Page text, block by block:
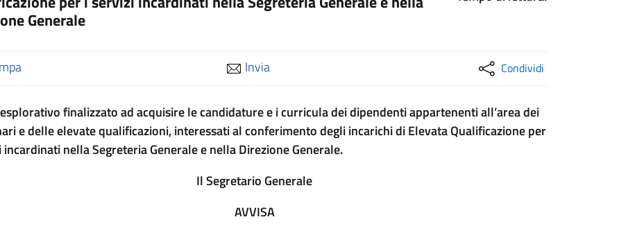
Generale
Invia Condividi
finalizzato ad acquisire le candidature e i curricula dei dipendenti appartenenti all’area dei
e delle elevate qualificazioni, interessati al conferimento degli incarichi di Elevata Qualificazione per
incardinati nella Segreteria Generale e nella Direzione Generale.
Il Segretario Generale
AVVISA